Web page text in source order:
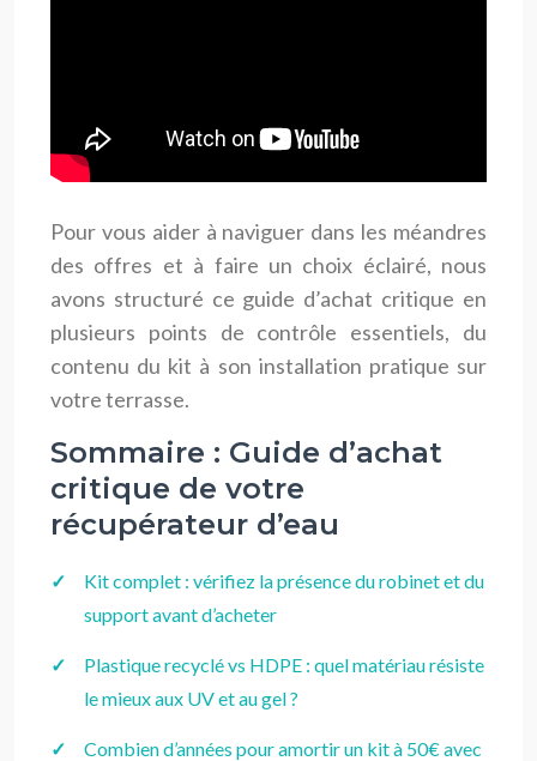
Pour vous aider à naviguer dans les méandres
des offres et à faire un choix éclairé, nous
avons structuré ce guide d’achat critique en
plusieurs points de contrôle essentiels, du
contenu du kit à son installation pratique sur
votre terrasse.
Sommaire : Guide d’achat
critique de votre
récupérateur d’eau
Kit complet : vérifiez la présence du robinet et du
support avant d’acheter
Plastique recyclé vs HDPE : quel matériau résiste
le mieux aux UV et au gel ?
Combien d’années pour amortir un kit à 50€ avec